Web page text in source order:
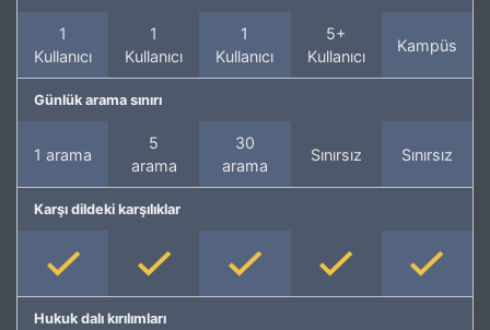
1
Kullanıcı
1
Kullanıcı
1
Kullanıcı
5+
Kullanıcı
Kampüs
Günlük arama sınırı
1 arama
5
arama
30
arama
Sınırsız Sınırsız
Karşı dildeki karşılıklar
Hukuk dalı kırılımları